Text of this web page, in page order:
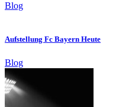
Blog
Aufstellung Fc Bayern Heute
Blog